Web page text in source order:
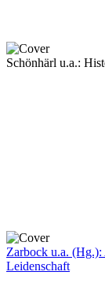
Schönhärl u.a.:
Zarbock u.a. (Hg.):
Leidenschaft